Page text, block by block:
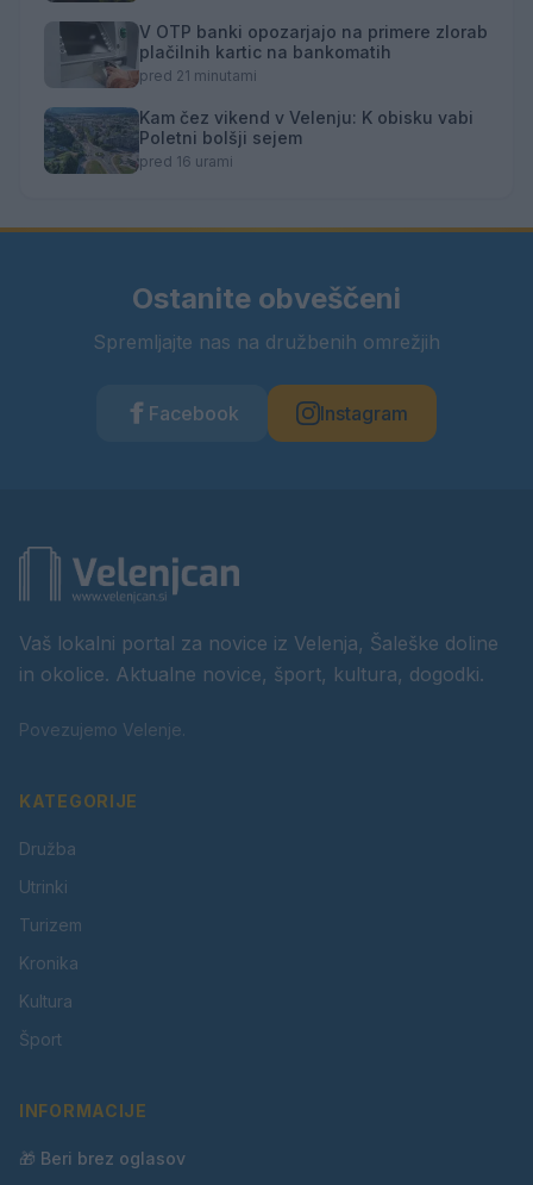
V OTP banki opozarjajo na primere zlorab
plačilnih kartic na bankomatih
pred 21 minutami
Kam čez vikend v Velenju: K obisku vabi
Poletni bolšji sejem
pred 16 urami
Ostanite obveščeni
Spremljajte nas na družbenih omrežjih
Facebook Instagram
Vaš lokalni portal za novice iz Velenja, Šaleške doline
in okolice. Aktualne novice, šport, kultura, dogodki.
Povezujemo Velenje.
KATEGORIJE
Družba
Utrinki
Turizem
Kronika
Kultura
Šport
INFORMACIJE
🎁 Beri brez oglasov